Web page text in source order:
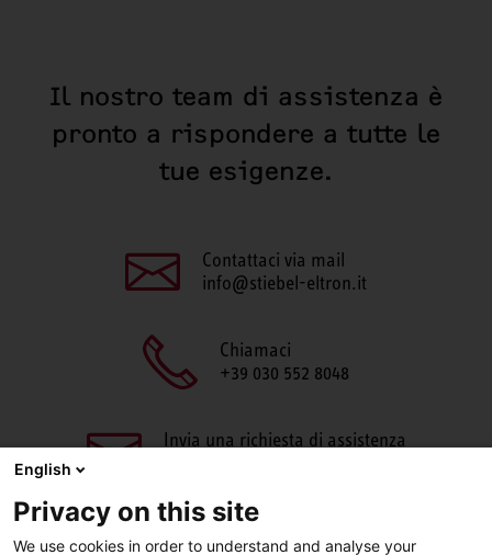
Il nostro team di assistenza è
pronto a rispondere a tutte le
tue esigenze.
Contattaci via mail
info@stiebel-eltron.it
Chiamaci
+39 030 552 8048
Invia una richiesta di assistenza
English
Privacy on this site
We use cookies in order to understand and analyse your